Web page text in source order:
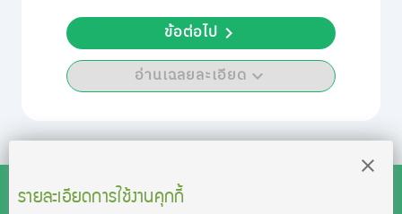
อ่านเฉลยละเอียด
ข้อต่อไป
รายละเอียดการใช้งานคุกกี้